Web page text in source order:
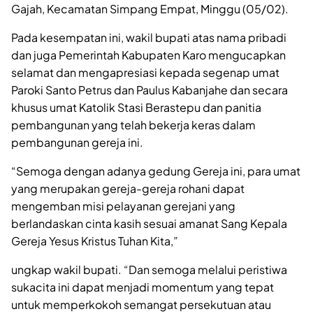
Gajah, Kecamatan Simpang Empat, Minggu (05/02).
Pada kesempatan ini, wakil bupati atas nama pribadi
dan juga Pemerintah Kabupaten Karo mengucapkan
selamat dan mengapresiasi kepada segenap umat
Paroki Santo Petrus dan Paulus Kabanjahe dan secara
khusus umat Katolik Stasi Berastepu dan panitia
pembangunan yang telah bekerja keras dalam
pembangunan gereja ini.
“Semoga dengan adanya gedung Gereja ini, para umat
yang merupakan gereja-gereja rohani dapat
mengemban misi pelayanan gerejani yang
berlandaskan cinta kasih sesuai amanat Sang Kepala
Gereja Yesus Kristus Tuhan Kita,”
ungkap wakil bupati. “Dan semoga melalui peristiwa
sukacita ini dapat menjadi momentum yang tepat
untuk memperkokoh semangat persekutuan atau